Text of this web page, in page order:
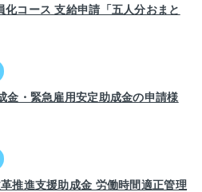
コース 支給申請「五人分おまと
金・緊急雇用安定助成金の申請様
推進支援助成金 労働時間適正管理